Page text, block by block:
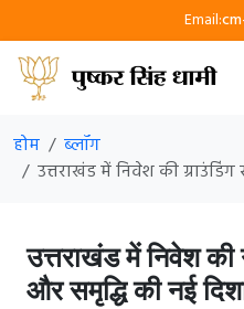
Email:
होम
ब्लॉग
उत्तराखंड में निवेश की
उत्तराखंड में निवेश की
और समृद्धि की नई